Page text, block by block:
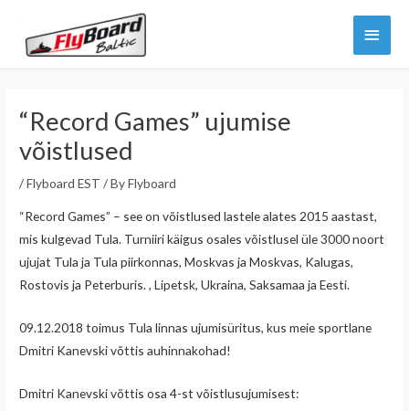
content
Main
Menu
“Record Games” ujumise
võistlused
/Flyboard EST / ByFlyboard
“Record Games” – see on võistlused lastele alates 2015 aastast,
mis kulgevad Tula. Turniiri käigus osales võistlusel üle 3000 noort
ujujat Tula ja Tula piirkonnas, Moskvas ja Moskvas, Kalugas,
Rostovis ja Peterburis. , Lipetsk, Ukraina, Saksamaa ja Eesti.
09.12.2018 toimus Tula linnas ujumisüritus, kus meie sportlane
Dmitri Kanevski võttis auhinnakohad!
Dmitri Kanevski võttis osa 4-st võistlusujumisest: